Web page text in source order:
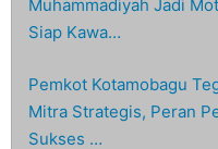
Muhammadiyah Jadi
Siap Kawa…
Pemkot Kotamobagu
Mitra Strategis, Peran
Sukses …